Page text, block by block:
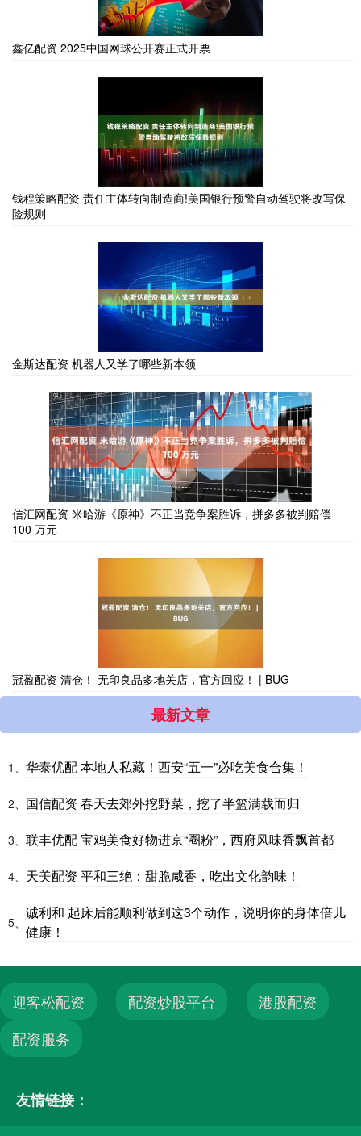
鑫亿配资 2025中国网球公开赛正式开票
钱程策略配资 责任主体转向制造商!美国银行预警自动驾驶将改写保
险规则
金斯达配资 机器人又学了哪些新本领
信汇网配资 米哈游《原神》不正当竞争案胜诉，拼多多被判赔偿
100 万元
冠盈配资 清仓！ 无印良品多地关店，官方回应！ | BUG
最新文章
1、 华泰优配 本地人私藏！西安“五一”必吃美食合集！
2、 国信配资 春天去郊外挖野菜，挖了半篮满载而归
3、 联丰优配 宝鸡美食好物进京“圈粉”，西府风味香飘首都
4、 天美配资 平和三绝：甜脆咸香，吃出文化韵味！
5、
诚利和 起床后能顺利做到这3个动作，说明你的身体倍儿
健康！
迎客松配资 配资炒股平台
港股配资
配资服务
友情链接：